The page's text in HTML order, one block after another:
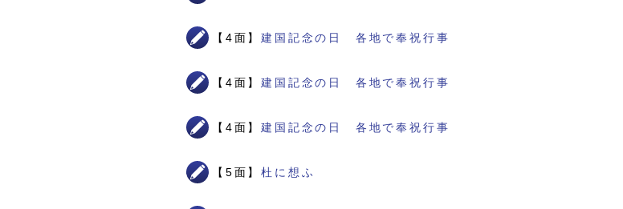
【4面】建国記念の日 各地で奉祝行事
【4面】建国記念の日 各地で奉祝行事
【4面】建国記念の日 各地で奉祝行事
【5面】杜に想ふ